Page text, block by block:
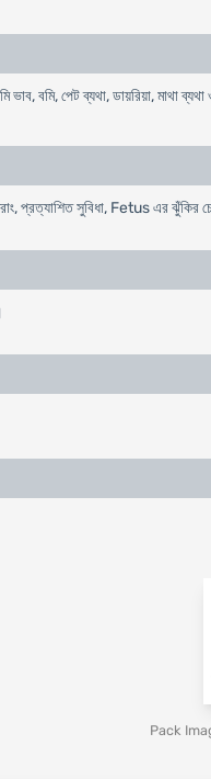
বমি, পেট ব্যথা, ডায়রিয়া, মাথা
সুবিধা, Fetus এর ঝুঁকির
Pack